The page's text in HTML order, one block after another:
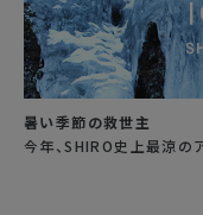
暑い季節の救世主
今年、SHIRO史上最涼の